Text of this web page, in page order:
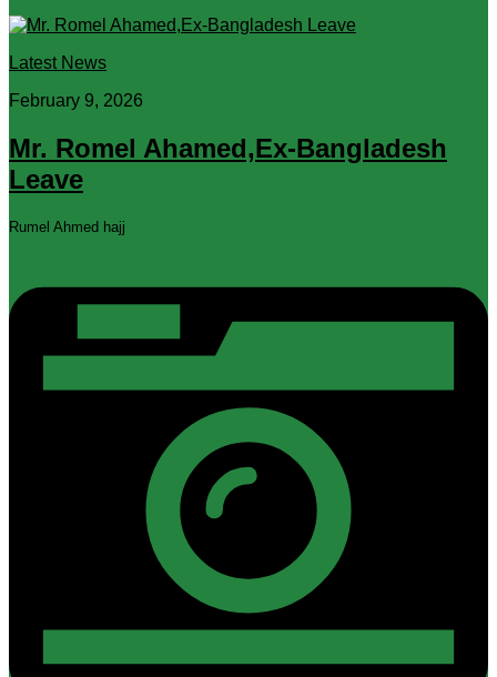
Latest News
February 9, 2026
Mr. Romel Ahamed,Ex-Bangladesh
Leave
Rumel Ahmed hajj